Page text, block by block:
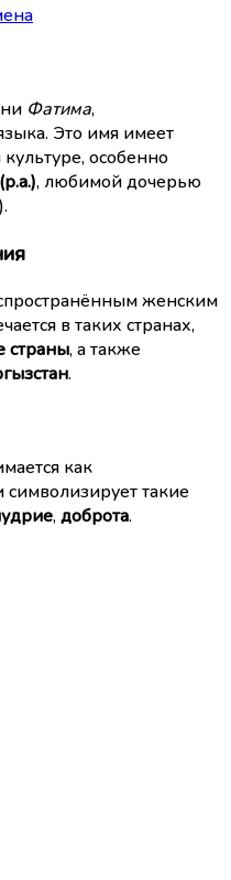
Фатима,
Это имя имеет
особенно
, любимой дочерью
женским
в таких странах,
страны, а также
.
как
такие
,доброта.